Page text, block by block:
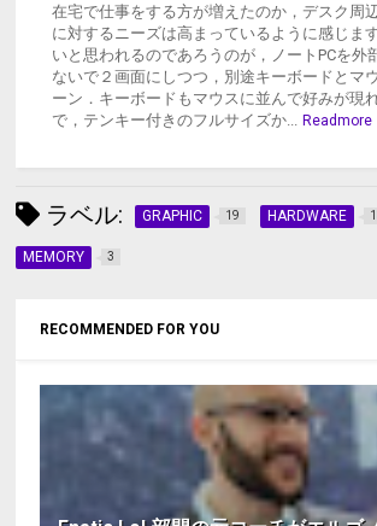
在宅で仕事をする方が増えたのか，デスク周
に対するニーズは高まっているように感じま
いと思われるのであろうのが，ノートPCを外
ないで２画面にしつつ，別途キーボードとマ
ーン．キーボードもマウスに並んで好みが現
で，テンキー付きのフルサイズか... Readmore
ラベル: GRAPHIC 19 HARDWARE
MEMORY 3
RECOMMENDED FOR YOU